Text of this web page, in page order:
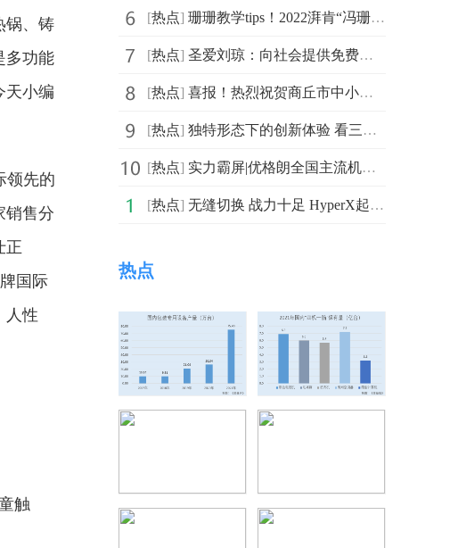
锅、铸
多功能
天小编
领先的
销售分
正
国际
人性
触
[热点] 珊珊教学tips！2022湃肯“冯珊珊学院杯”x衡泰信福利大放
[热点] 圣爱刘琼：向社会提供免费大锅药，开通阳性患者中医门诊
[热点] 喜报！热烈祝贺商丘市中小微企业联合会被评为全国“四好
[热点] 独特形态下的创新体验 看三星Galaxy Z Flip4如何赢得用户青睐
[热点] 实力霸屏|优格朗全国主流机场&高铁广告重磅上线，引爆品
[热点] 无缝切换 战力十足 HyperX起源系列游戏机械键盘
热点